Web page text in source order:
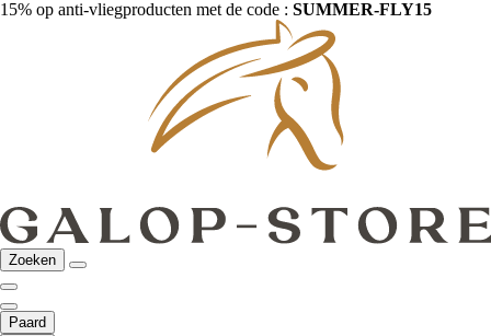
15% op anti-vliegproducten met de code : SUMMER-FLY15
Zoeken
Paard